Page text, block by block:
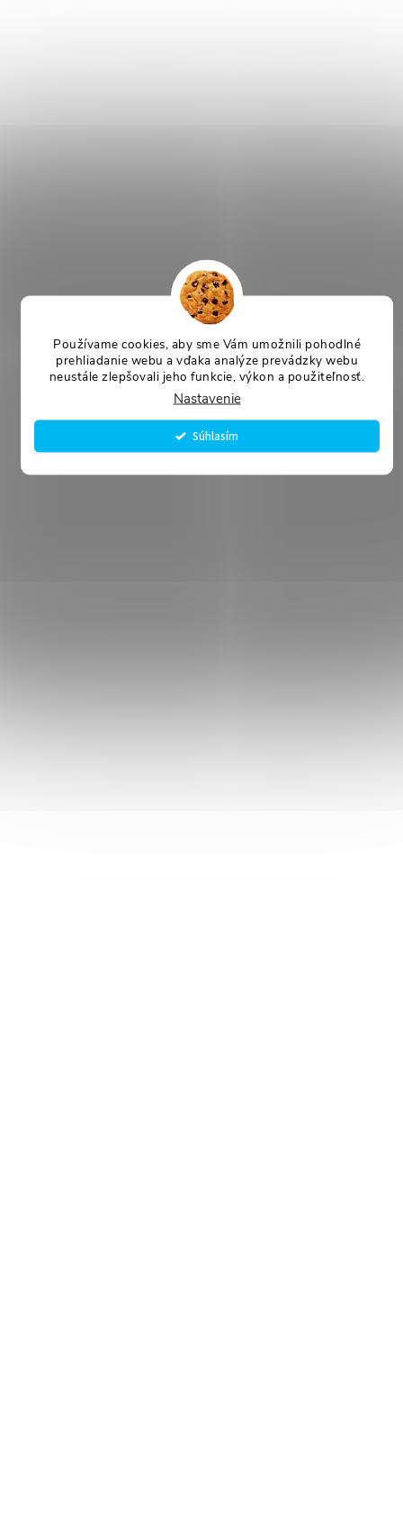
Používame cookies, aby sme Vám umožnili pohodlné
prehliadanie webu a vďaka analýze prevádzky webu
neustále zlepšovali jeho funkcie, výkon a použiteľnosť.
Nastavenie
Súhlasím